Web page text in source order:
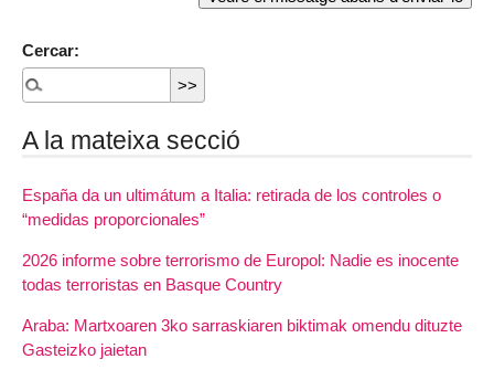
Cercar:
A la mateixa secció
España da un ultimátum a Italia: retirada de los controles o
“medidas proporcionales”
2026 informe sobre terrorismo de Europol: Nadie es inocente
todas terroristas en Basque Country
Araba: Martxoaren 3ko sarraskiaren biktimak omendu dituzte
Gasteizko jaietan